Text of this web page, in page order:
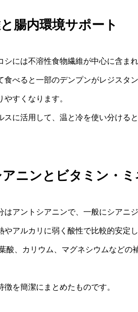
腸内環境サポート
シには不溶性食物繊維が中心に含ま
食べると一部のデンプンがレジスタ
すくなります。
スに活用して、温と冷を使い分ける
ニンとビタミン・
はアントシアニンで、一般にシアニ
やアルカリに弱く酸性で比較的安定し
酸、カリウム、マグネシウムなど
徴を簡潔にまとめたものです。